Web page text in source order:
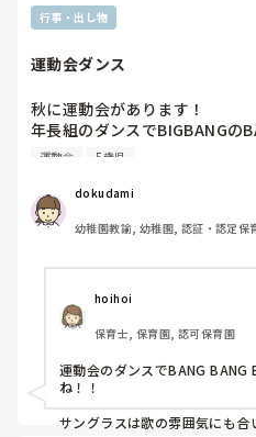
行事・出し物
運動会ダンス
秋に運動会があります！
年長組のダンスでBIGBANGの
踊ります！
運動会 5歳児
dokudami
幼稚園教諭, 幼稚園, 認証・認定保
hoihoi
保育士, 保育園, 認可保育園
運動会のダンスでBANG BANG
ね！！
サングラスは歌の雰囲気にも合